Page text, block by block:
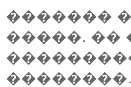
�������
�����. ��
��������.